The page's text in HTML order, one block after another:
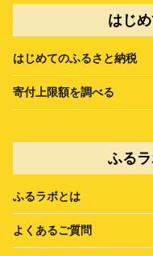
はじ
はじめてのふるさと納税
寄付上限額を調べる
ふる
ふるラボとは
よくあるご質問